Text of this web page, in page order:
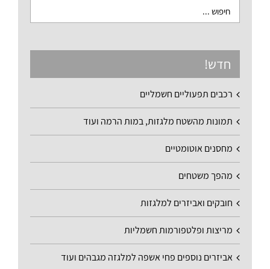
חדש!
רכבים תפעוליים חשמליים
תמונות מהשטח מלגזות, במות הרמה ועוד
מחסנים אוטומטיים
מהפך משטחים
חובקים ואביזרים למלגזות
מריצות ופלטפורמות חשמליות
אביזרים נוספים פחי אשפה למלגזה מגבהים ועוד